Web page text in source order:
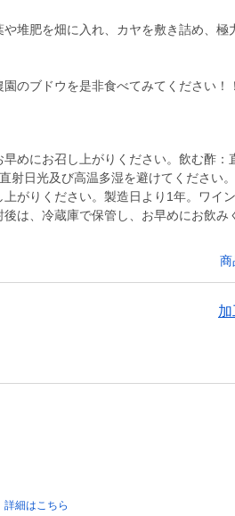
堆肥を畑に入れ、カヤを敷き詰め、極
のブドウを是非食べてみてください！！
めにお召し上がりください。飲む酢：
射日光及び高温多湿を避けてください
がりください。製造日より1年。ワイ
は、冷蔵庫で保管し、お早めにお飲み
商
細はこちら